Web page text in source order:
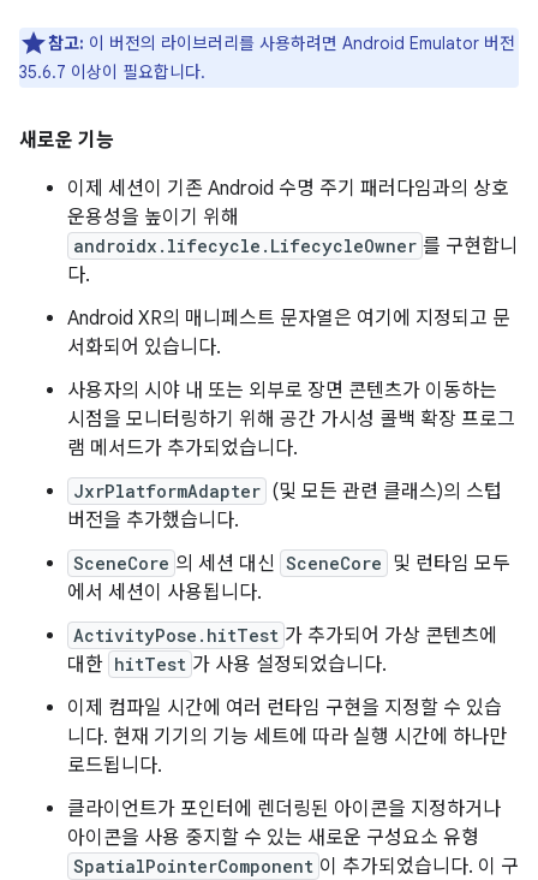
참고: 이 버전의 라이브러리를 사용하려면 Android Emulator 버전
35.6.7 이상이 필요합니다.
새로운 기능
이제 세션이 기존 Android 수명 주기 패러다임과의 상호
운용성을 높이기 위해
androidx.lifecycle.LifecycleOwner 를 구현합니
다.
Android XR의 매니페스트 문자열은 여기에 지정되고 문
서화되어 있습니다.
사용자의 시야 내 또는 외부로 장면 콘텐츠가 이동하는
시점을 모니터링하기 위해 공간 가시성 콜백 확장 프로그
램 메서드가 추가되었습니다.
JxrPlatformAdapter (및 모든 관련 클래스)의 스텁
버전을 추가했습니다.
SceneCore 의 세션 대신 SceneCore 및 런타임 모두
에서 세션이 사용됩니다.
ActivityPose.hitTest 가 추가되어 가상 콘텐츠에
대한 hitTest 가 사용 설정되었습니다.
이제 컴파일 시간에 여러 런타임 구현을 지정할 수 있습
니다. 현재 기기의 기능 세트에 따라 실행 시간에 하나만
로드됩니다.
클라이언트가 포인터에 렌더링된 아이콘을 지정하거나
아이콘을 사용 중지할 수 있는 새로운 구성요소 유형
SpatialPointerComponent 이 추가되었습니다. 이 구